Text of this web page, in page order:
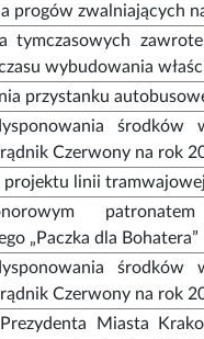
progów zwalniających
tymczasowych
wybudowania
przystanku
środków
Czerwony na rok
linii
„Paczka dla Bohatera”
środków
Czerwony na rok
Miasta